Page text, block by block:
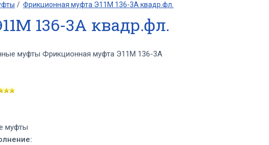
Фрикционная муфта Э11М 136-3А квадр.фл.
136-3А квадр.фл.
муфты Фрикционная муфта Э11М 136-3А
муфты